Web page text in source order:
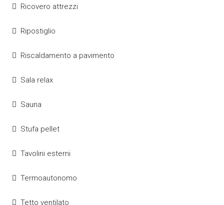
Ricovero attrezzi
Ripostiglio
Riscaldamento a pavimento
Sala relax
Sauna
Stufa pellet
Tavolini esterni
Termoautonomo
Tetto ventilato